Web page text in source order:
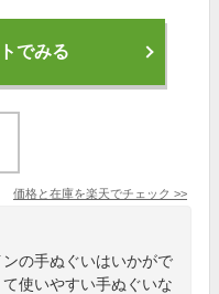
でみる
価格と在庫を楽天でチェック >>
の手ぬぐいはいかがで
使いやすい手ぬぐいな